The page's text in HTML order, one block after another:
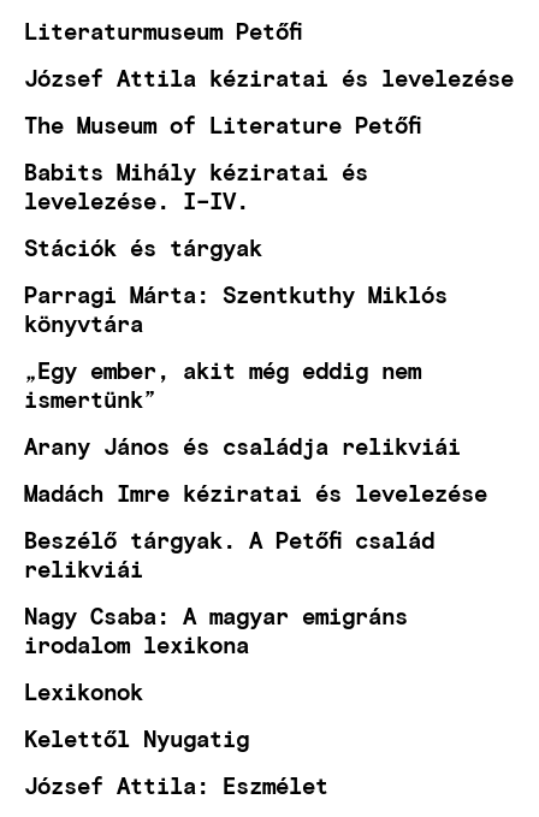
Literaturmuseum Petőfi
József Attila kéziratai és levelezése
The Museum of Literature Petőfi
Babits Mihály kéziratai és
levelezése. I–IV.
Stációk és tárgyak
Parragi Márta: Szentkuthy Miklós
könyvtára
„Egy ember, akit még eddig nem
ismertünk”
Arany János és családja relikviái
Madách Imre kéziratai és levelezése
Beszélő tárgyak. A Petőfi család
relikviái
Nagy Csaba: A magyar emigráns
irodalom lexikona
Lexikonok
Kelettől Nyugatig
József Attila: Eszmélet